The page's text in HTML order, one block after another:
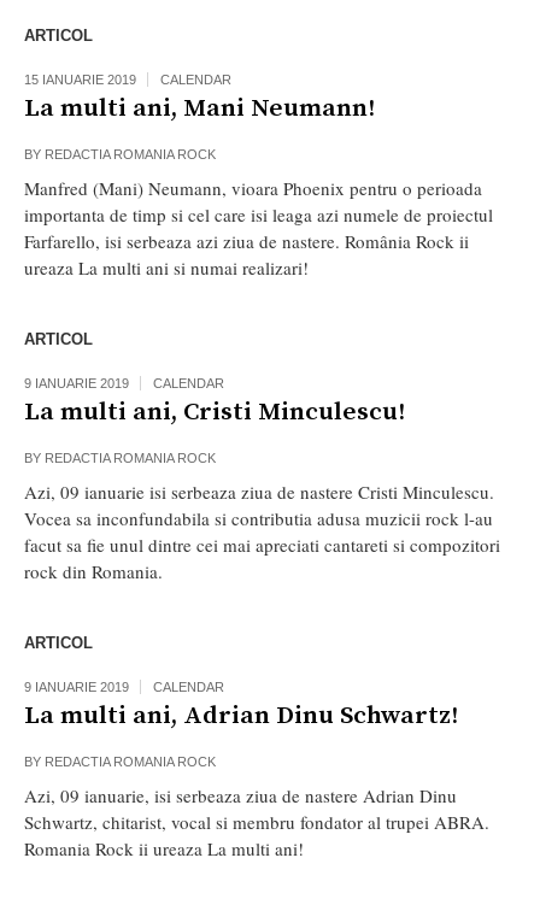
ARTICOL
15 IANUARIE 2019 CALENDAR
La multi ani, Mani Neumann!
BY REDACTIA ROMANIA ROCK
Manfred (Mani) Neumann, vioara Phoenix pentru o perioada
importanta de timp si cel care isi leaga azi numele de proiectul
Farfarello, isi serbeaza azi ziua de nastere. România Rock ii
ureaza La multi ani si numai realizari!
ARTICOL
9 IANUARIE 2019 CALENDAR
La multi ani, Cristi Minculescu!
BY REDACTIA ROMANIA ROCK
Azi, 09 ianuarie isi serbeaza ziua de nastere Cristi Minculescu.
Vocea sa inconfundabila si contributia adusa muzicii rock l-au
facut sa fie unul dintre cei mai apreciati cantareti si compozitori
rock din Romania.
ARTICOL
9 IANUARIE 2019 CALENDAR
La multi ani, Adrian Dinu Schwartz!
BY REDACTIA ROMANIA ROCK
Azi, 09 ianuarie, isi serbeaza ziua de nastere Adrian Dinu
Schwartz, chitarist, vocal si membru fondator al trupei ABRA.
Romania Rock ii ureaza La multi ani!